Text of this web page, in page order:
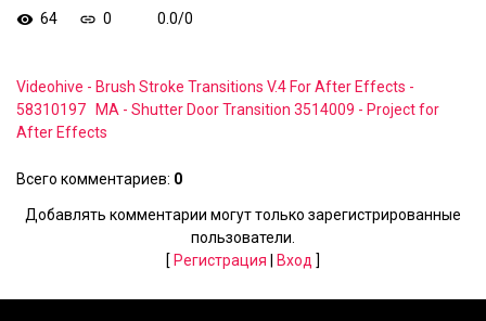
64
0 0.0/0
Videohive - Brush Stroke Transitions V.4 For After Effects -
58310197
MA - Shutter Door Transition 3514009 - Project for
After Effects
Всего комментариев: 0
Добавлять комментарии могут только зарегистрированные
пользователи.
[ Регистрация Вход ]